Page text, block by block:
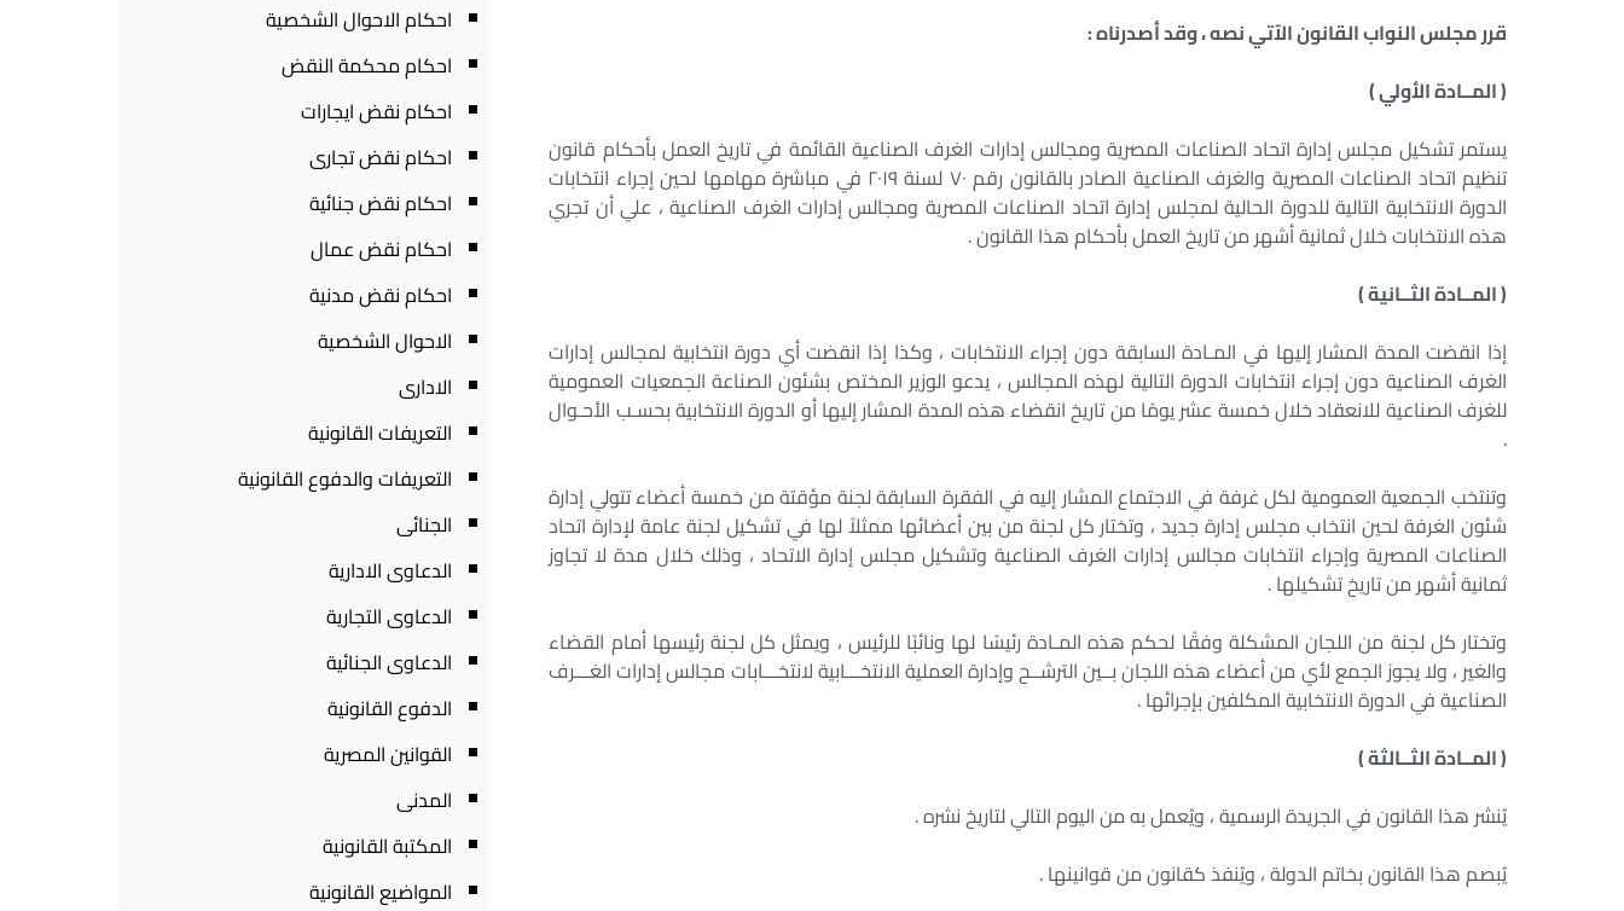
قرر مجلس النواب القانون الآتي نصه ، وقد أصدرناه :
( المــادة الأولي )
يستمر تشكيل مجلس إدارة اتحاد الصناعات المصرية ومجالس إدارات الغرف الصناعية القائمة في تاريخ العمل بأحكام قانون
تنظيم اتحاد الصناعات المصرية والغرف الصناعية الصادر بالقانون رقم ٧٠ لسنة ٢٠١٩ في مباشرة مهامها لحين إجراء انتخابات
الدورة الانتخابية التالية للدورة الحالية لمجلس إدارة اتحاد الصناعات المصرية ومجالس إدارات الغرف الصناعية ، علي أن تجري
هذه الانتخابات خلال ثمانية أشهر من تاريخ العمل بأحكام هذا القانون .
( المــادة الثــانية )
إذا انقضت المدة المشار إليها في المـادة السابقة دون إجراء الانتخابات ، وكذا إذا انقضت أي دورة انتخابية لمجالس إدارات
الغرف الصناعية دون إجراء انتخابات الدورة التالية لهذه المجالس ، يدعو الوزير المختص بشئون الصناعة الجمعيات العمومية
للغرف الصناعية للانعقاد خلال خمسة عشر يومًا من تاريخ انقضاء هذه المدة المشار إليها أو الدورة الانتخابية بحسـب الأحـوال
.
وتنتخب الجمعية العمومية لكل غرفة في الاجتماع المشار إليه في الفقرة السابقة لجنة مؤقتة من خمسة أعضاء تتولي إدارة
شئون الغرفة لحين انتخاب مجلس إدارة جديد ، وتختار كل لجنة من بين أعضائها ممثلاً لها في تشكيل لجنة عامة لإدارة اتحاد
الصناعات المصرية وإجراء انتخابات مجالس إدارات الغرف الصناعية وتشكيل مجلس إدارة الاتحاد ، وذلك خلال مدة لا تجاوز
ثمانية أشهر من تاريخ تشكيلها .
وتختار كل لجنة من اللجان المشكلة وفقًا لحكم هذه المـادة رئيسًا لها ونائبًا للرئيس ، ويمثل كل لجنة رئيسها أمام القضاء
والغير ، ولا يجوز الجمع لأي من أعضاء هذه اللجان بــين الترشــح وإدارة العملية الانتخـــابية لانتخـــابات مجالس إدارات الغـــرف
الصناعية في الدورة الانتخابية المكلفين بإجرائها .
( المــادة الثــالثة )
يُنشر هذا القانون في الجريدة الرسمية ، ويُعمل به من اليوم التالي لتاريخ نشره .
يُبصم هذا القانون بخاتم الدولة ، ويُنفذ كقانون من قوانينها .
احكام الاحوال الشخصية
احكام محكمة النقض
احكام نقض ايجارات
احكام نقض تجارى
احكام نقض جنائية
احكام نقض عمال
احكام نقض مدنية
الاحوال الشخصية
الادارى
التعريفات القانونية
التعريفات والدفوع القانونية
الجنائى
الدعاوى الادارية
الدعاوى التجارية
الدعاوى الجنائية
الدفوع القانونية
القوانين المصرية
المدنى
المكتبة القانونية
المواضيع القانونية